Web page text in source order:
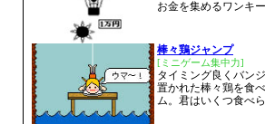
お金を集めるワンキ
棒々鶏ジャンプ
[ミニゲーム集中力]
タイミング良くバン
置かれた棒々鶏を食
ム。君はいくつ食べ